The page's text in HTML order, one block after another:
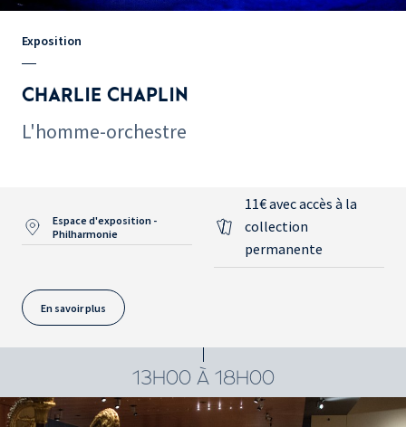
Exposition
CHARLIE CHAPLIN
L'homme-orchestre
Espace d'exposition -
Philharmonie
11€ avec accès à la
collection
permanente
En savoir plus
13H00 À 18H00